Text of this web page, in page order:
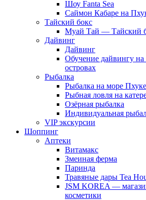
Шоу Fanta Sea
Саймон Кабаре на
Тайский бокс
Муай Тай — Тайский
Дайвинг
Дайвинг
Обучение дайвингу
островах
Рыбалка
Рыбалка на море
Рыбная ловля на
Озёрная рыбалка
Индивидуальная
VIP экскурсии
Шоппинг
Аптеки
Витамакс
Змеиная ферма
Паринда
Травяные дары Tea
JSM KOREA —
косметики